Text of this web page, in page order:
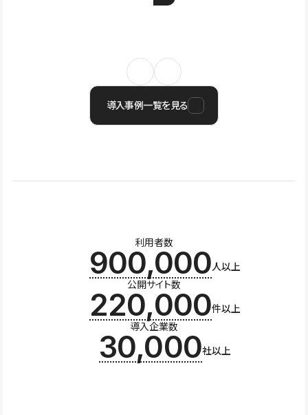
導入事例一覧を見る
利用者数
900,000人以上
公開サイト数
220,000件以上
導入企業数
30,000社以上